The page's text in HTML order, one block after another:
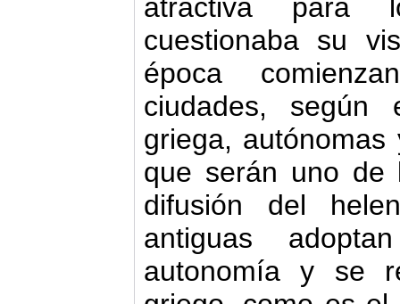
atractiva para
cuestionaba su
época
ciudades, según
griega,
que serán uno de
difusión del
antiguas
autonomía y se